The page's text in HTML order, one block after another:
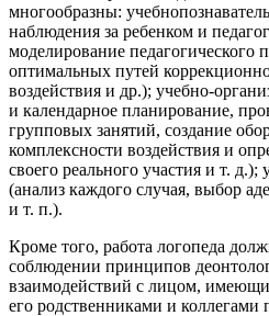
многообразны:
наблюдения за ребенком и
моделирование педагогического
оптимальных путей
воздействия и др.); учебно-
и календарное планирование,
групповых занятий, создание
комплексности воздействия и
своего реального участия и т. д.);
(анализ каждого случая, выбор
и т. п.).
Кроме того, работа логопеда
соблюдении принципов
взаимодействий с лицом,
его родственниками и коллегами